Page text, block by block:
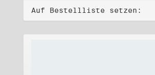
Auf Bestellliste setzen: